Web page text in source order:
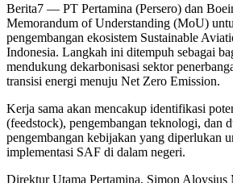
Berita7 — PT Pertamina (Persero) dan
Memorandum of Understanding (MoU)
pengembangan ekosistem Sustainable
Indonesia. Langkah ini ditempuh sebagai
mendukung dekarbonisasi sektor
transisi energi menuju Net Zero Emission.
Kerja sama akan mencakup identifikasi
(feedstock), pengembangan teknologi, dan
pengembangan kebijakan yang diperlukan
implementasi SAF di dalam negeri.
Direktur Utama Pertamina, Simon Aloysius